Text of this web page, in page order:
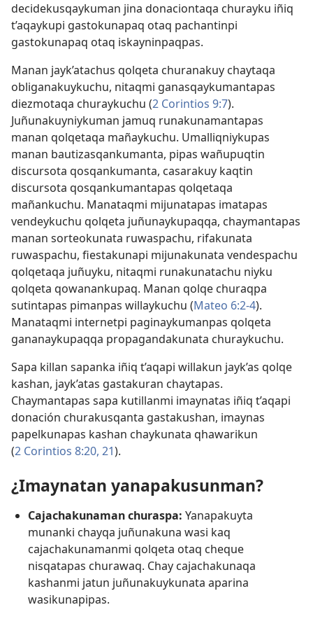
decidekusqaykuman jina donaciontaqa churayku iñiq
t’aqaykupi gastokunapaq otaq pachantinpi
gastokunapaq otaq iskayninpaqpas.
Manan jayk’atachus qolqeta churanakuy chaytaqa
obliganakuykuchu, nitaqmi ganasqaykumantapas
diezmotaqa churaykuchu (2 Corintios 9:7).
Juñunakuyniykuman jamuq runakunamantapas
manan qolqetaqa mañaykuchu. Umalliqniykupas
manan bautizasqankumanta, pipas wañupuqtin
discursota qosqankumanta, casarakuy kaqtin
discursota qosqankumantapas qolqetaqa
mañankuchu. Manataqmi mijunatapas imatapas
vendeykuchu qolqeta juñunaykupaqqa, chaymantapas
manan sorteokunata ruwaspachu, rifakunata
ruwaspachu, fiestakunapi mijunakunata vendespachu
qolqetaqa juñuyku, nitaqmi runakunatachu niyku
qolqeta qowanankupaq. Manan qolqe churaqpa
sutintapas pimanpas willaykuchu (Mateo 6:2-4).
Manataqmi internetpi paginaykumanpas qolqeta
gananaykupaqqa propagandakunata churaykuchu.
Sapa killan sapanka iñiq t’aqapi willakun jayk’as qolqe
kashan, jayk’atas gastakuran chaytapas.
Chaymantapas sapa kutillanmi imaynatas iñiq t’aqapi
donación churakusqanta gastakushan, imaynas
papelkunapas kashan chaykunata qhawarikun
(2 Corintios 8:20, 21).
¿Imaynatan yanapakusunman?
Cajachakunaman churaspa: Yanapakuyta
munanki chayqa juñunakuna wasi kaq
cajachakunamanmi qolqeta otaq cheque
nisqatapas churawaq. Chay cajachakunaqa
kashanmi jatun juñunakuykunata aparina
wasikunapipas.